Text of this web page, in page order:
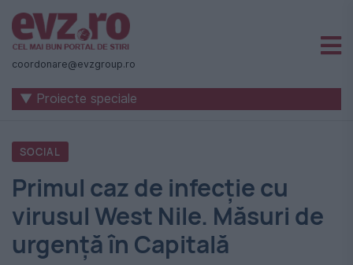
Știri
naționale
internaționale
România
-
Evenimentul
Zilei
coordonare@evzgroup.ro
▼ Proiecte speciale
SOCIAL
Primul caz de infecție cu
virusul West Nile. Măsuri de
urgență în Capitală